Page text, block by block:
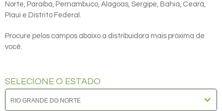
Norte, Paraíba, Pernambuco, Alagoas, Sergipe, Bahia, Ceará,
Piauí e Distrito Federal.
Procure pelos campos abaixo a distribuidora mais próxima de
você.
SELECIONE O ESTADO